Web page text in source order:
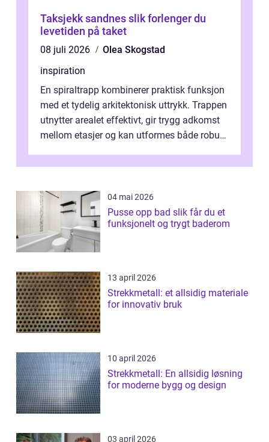
Taksjekk sandnes slik forlenger du
levetiden på taket
08 juli 2026
Olea Skogstad
inspiration
En spiraltrapp kombinerer praktisk funksjon
med et tydelig arkitektonisk uttrykk. Trappen
utnytter arealet effektivt, gir trygg adkomst
mellom etasjer og kan utformes både robust
04 mai 2026
Pusse opp bad slik får du et
funksjonelt og trygt baderom
13 april 2026
Strekkmetall: et allsidig materiale
for innovativ bruk
10 april 2026
Strekkmetall: En allsidig løsning
for moderne bygg og design
03 april 2026